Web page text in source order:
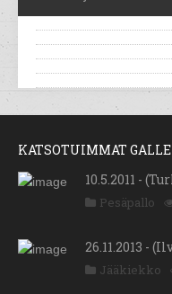
KATSOTUIMMAT
10.5.2011 -
Pesäpallo
26.11.2013 -
Jääkiekko